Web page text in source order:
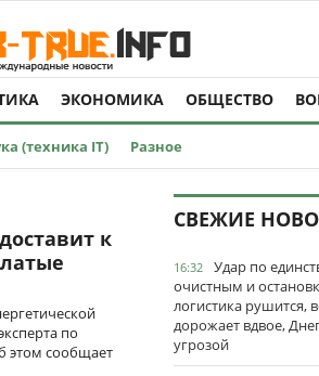
ЭКОНОМИКА ОБЩЕСТВО
(техника IT) Разное
к
по
этом сообщает
СВЕЖИЕ
16:32
Удар по
очистным и
логистика рушится,
дорожает вдвое,
угрозой